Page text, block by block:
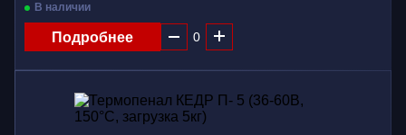
В наличии
Подробнее